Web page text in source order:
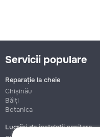
Servicii populare
Reparație la cheie
Chișinău
Bălți
Botanica
Lucrări de instalații sanitare